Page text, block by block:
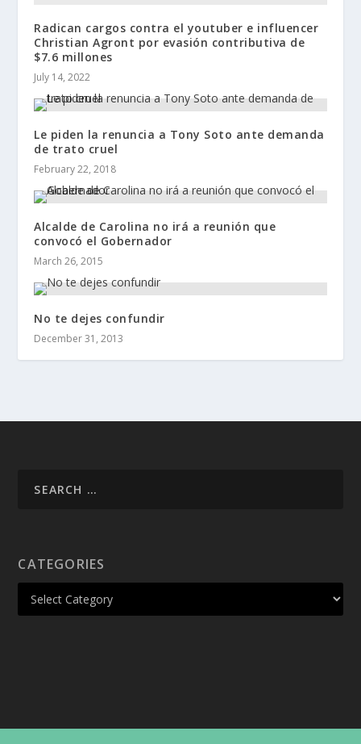
Radican cargos contra el youtuber e influencer
Christian Agront por evasión contributiva de
$7.6 millones
July 14, 2022
Le piden la renuncia a Tony Soto ante demanda
de trato cruel
February 22, 2018
Alcalde de Carolina no irá a reunión que
convocó el Gobernador
March 26, 2015
No te dejes confundir
December 31, 2013
CATEGORIES